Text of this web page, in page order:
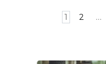
1 2 …